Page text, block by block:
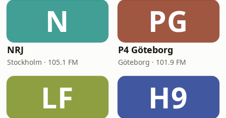
N
NRJ
Stockholm · 105.1 FM
PG
P4 Göteborg
Göteborg · 101.9 FM
LF H9